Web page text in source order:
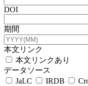
DOI
期間
本文リンク
本文リンクあり
データソース
JaLC
IRDB